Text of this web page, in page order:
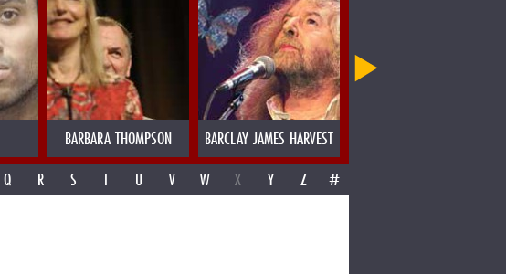
BARBARA THOMPSON BARCLAY JAMES HARVEST
Q R S T U V W X Y Z #